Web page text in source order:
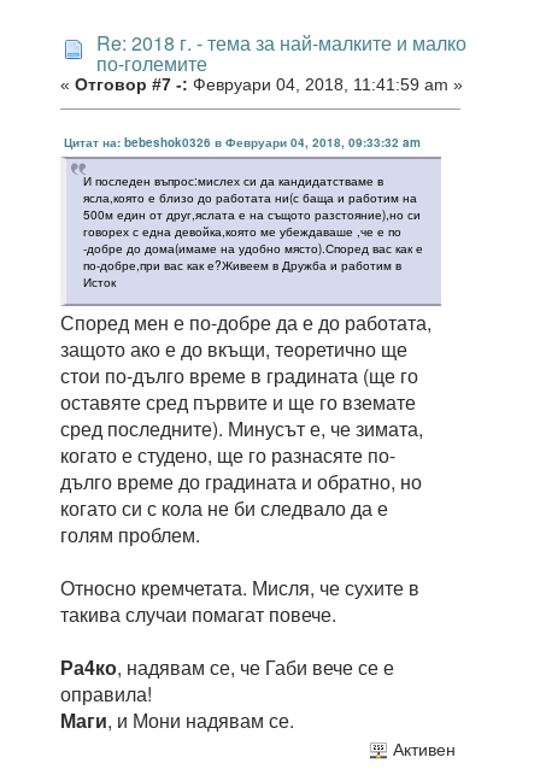
Re: 2018 г. - тема за най-малките и малко
по-големите
« Отговор #7 -: Февруари 04, 2018, 11:41:59 am »
Цитат на: bebeshok0326 в Февруари 04, 2018, 09:33:32 am
И последен въпрос:мислех си да кандидатстваме в
ясла,която е близо до работата ни(с баща и работим на
500м един от друг,яслата е на същото разстояние),но си
говорех с една девойка,която ме убеждаваше ,че е по
-добре до дома(имаме на удобно място).Според вас как е
по-добре,при вас как е?Живеем в Дружба и работим в
Исток
Според мен е по-добре да е до работата,
защото ако е до вкъщи, теоретично ще
стои по-дълго време в градината (ще го
оставяте сред първите и ще го вземате
сред последните). Минусът е, че зимата,
когато е студено, ще го разнасяте по-
дълго време до градината и обратно, но
когато си с кола не би следвало да е
голям проблем.
Относно кремчетата. Мисля, че сухите в
такива случаи помагат повече.
Ра4ко, надявам се, че Габи вече се е
оправила!
Маги, и Мони надявам се.
Активен